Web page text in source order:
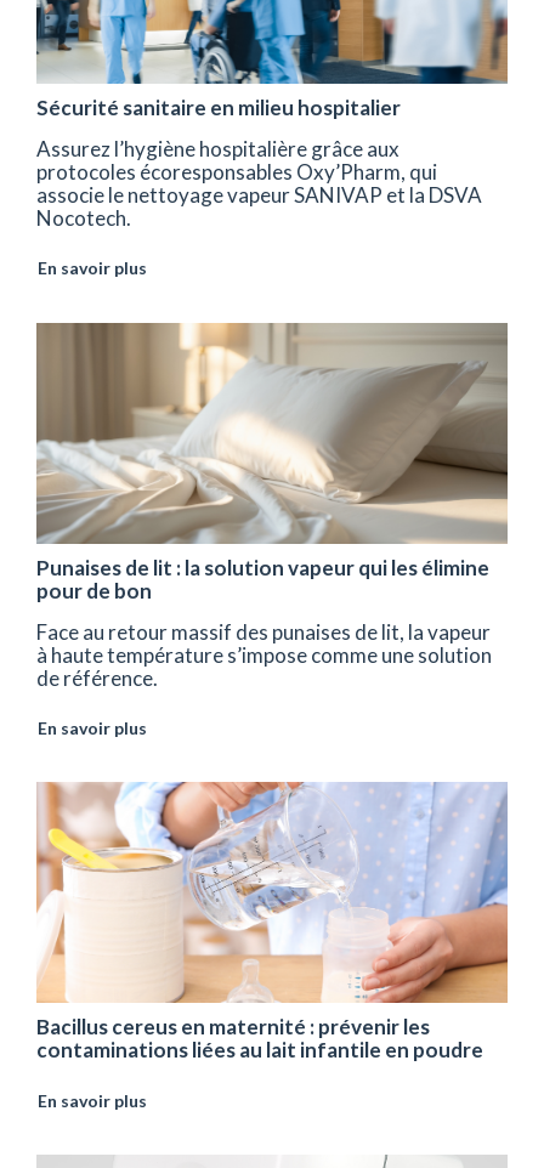
Sécurité sanitaire en milieu hospitalier
Assurez l’hygiène hospitalière grâce aux
protocoles écoresponsables Oxy’Pharm, qui
associe le nettoyage vapeur SANIVAP et la DSVA
Nocotech.
En savoir plus
Punaises de lit : la solution vapeur qui les élimine
pour de bon
Face au retour massif des punaises de lit, la vapeur
à haute température s’impose comme une solution
de référence.
En savoir plus
Bacillus cereus en maternité : prévenir les
contaminations liées au lait infantile en poudre
En savoir plus